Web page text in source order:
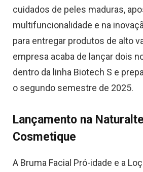
cuidados de peles maduras,
multifuncionalidade e na
para entregar produtos de alto
empresa acaba de lançar dois
dentro da linha Biotech S e
o segundo semestre de 2025.
Lançamento na
Cosmetique
A Bruma Facial Pró-idade e a